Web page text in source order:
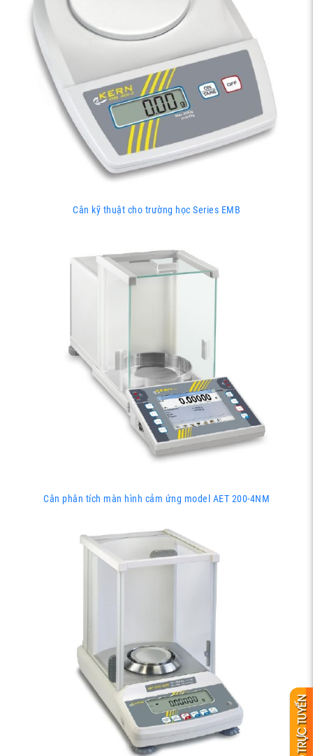
Cân kỹ thuật cho trường học Series EMB
Cân phân tích màn hình cảm ứng model AET 200-4NM